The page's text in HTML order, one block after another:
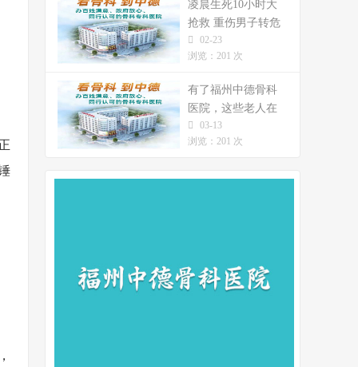
凌晨生死10小时大
抢救 重伤男子转危
为安02-23
浏览：201 次
有了福州中德骨科
医院，这些老人在
今年重阳节站起来
了
03-13
浏览：201 次